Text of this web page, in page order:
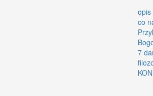
opis
co
7